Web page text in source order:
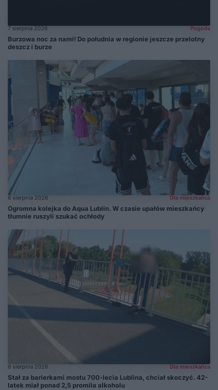
7 sierpnia 2026 Pogoda
Burzowa noc za nami! Do południa w regionie jeszcze przelotny
deszcz i burze
6 sierpnia 2026 Dla mieszkańca
Ogromna kolejka do Aqua Lublin. W czasie upałów mieszkańcy
tłumnie ruszyli szukać ochłody
6 sierpnia 2026 Dla mieszkańca
Stał za barierkami mostu 700-lecia Lublina, chciał skoczyć. 42-
latek miał ponad 2,5 promila alkoholu